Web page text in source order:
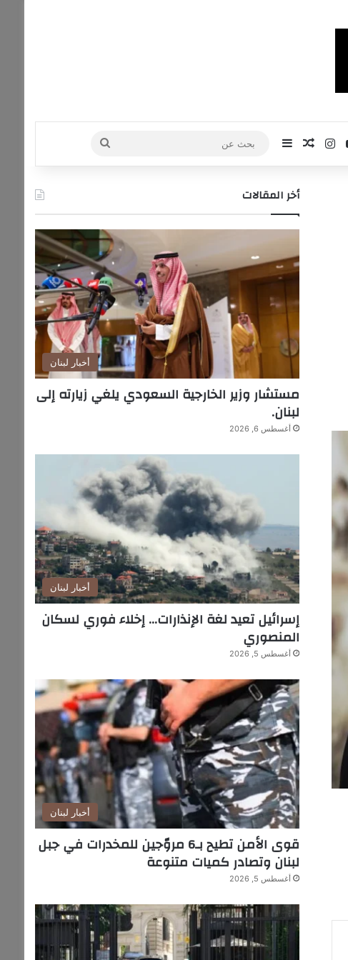
‫YouTube
انستقراممقال عشوائي
إضافة عمود جانبي
بحث
عن
أخر المقالات
أخبار لبنان
مستشار وزير الخارجية السعودي يلغي زيارته إلى
لبنان.
أغسطس 6, 2026
أخبار لبنان
إسرائيل تعيد لغة الإنذارات… إخلاء فوري لسكان
المنصوري
أغسطس 5, 2026
أخبار لبنان
قوى الأمن تطيح بـ6 مروّجين للمخدرات في جبل
لبنان وتصادر كميات متنوعة
أغسطس 5, 2026